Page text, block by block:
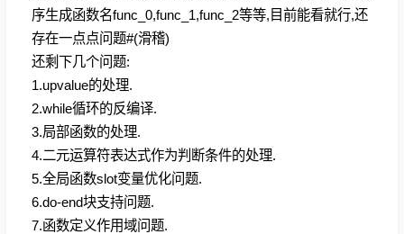
序生成函数名func_0,func_1,func_2等等,目前能看就行,还
存在一点点问题#(滑稽)
还剩下几个问题:
1.upvalue的处理.
2.while循环的反编译.
3.局部函数的处理.
4.二元运算符表达式作为判断条件的处理.
5.全局函数slot变量优化问题.
6.do-end块支持问题.
7.函数定义作用域问题.